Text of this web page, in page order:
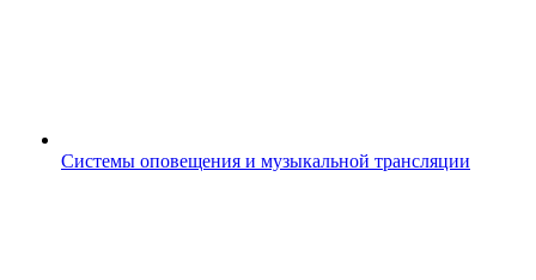
Системы оповещения и музыкальной трансляции